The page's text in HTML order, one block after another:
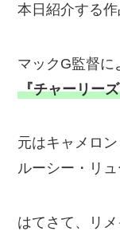
本日紹介する作
マックG監督に
『チャーリー
元はキャメロ
ルーシー・リ
はてさて、リ